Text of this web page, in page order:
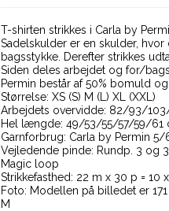
T-shirten strikkes i Carla by
Sadelskulder er en skulder,
bagsstykke. Derefter strikkes
Siden deles arbejdet og for/
Permin består af 50% bomuld
Størrelse: XS (S) M (L) XL (XXL)
Arbejdets overvidde: 82/93/
Hel længde: 49/53/55/57/59/61
Garnforbrug: Carla by Permin
Vejledende pinde: Rundp. 3
Magic loop
Strikkefasthed: 22 m x 30 p =
Foto: Modellen på billedet er
M